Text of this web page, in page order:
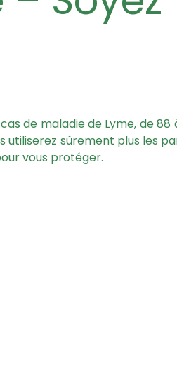
de maladie de Lyme, de
utiliserez sûrement plus les
vous protéger.